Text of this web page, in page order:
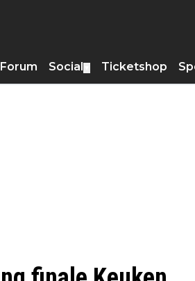
Forum Social Ticketshop